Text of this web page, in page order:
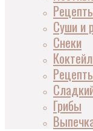
Суши и
Снеки
Грибы